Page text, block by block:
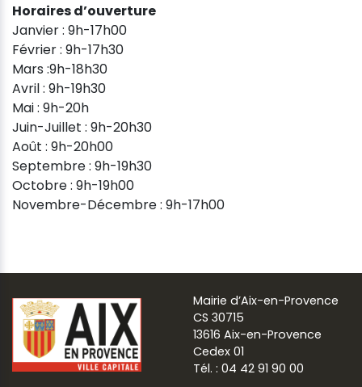
Horaires d’ouverture
Janvier : 9h-17h00
Février : 9h-17h30
Mars :9h-18h30
Avril : 9h-19h30
Mai : 9h-20h
Juin-Juillet : 9h-20h30
Août : 9h-20h00
Septembre : 9h-19h30
Octobre : 9h-19h00
Novembre-Décembre : 9h-17h00
Mairie d’Aix-en-Provence
CS 30715
13616 Aix-en-Provence
Cedex 01
Tél. : 04 42 91 90 00